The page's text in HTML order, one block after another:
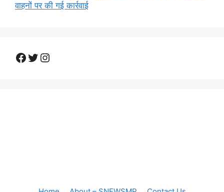
वाहनों पर की गई कार्रवाई
Facebook
Twitter
Instagram